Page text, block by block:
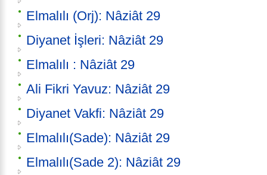
Elmalılı (Orj): Nâziât 29
Diyanet İşleri: Nâziât 29
Elmalılı : Nâziât 29
Ali Fikri Yavuz: Nâziât 29
Diyanet Vakfi: Nâziât 29
Elmalılı(Sade): Nâziât 29
Elmalılı(Sade 2): Nâziât 29